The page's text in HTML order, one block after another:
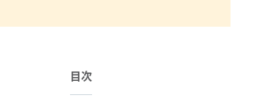
目次